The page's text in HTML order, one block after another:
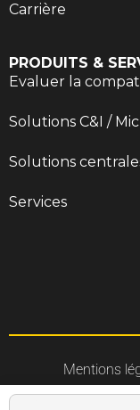
Carrière
PRODUITS &
Evaluer la
Solutions C&I /
Solutions
Services
Mentions